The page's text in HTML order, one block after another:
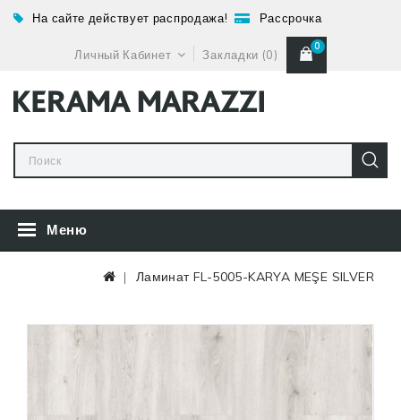
На сайте действует распродажа! Рассрочка
Личный Кабинет Закладки (0)
0
Меню
Ламинат FL-5005-KARYA MEŞE SILVER